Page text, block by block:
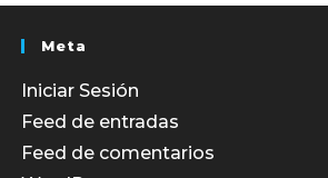
Meta
Iniciar Sesión
Feed de entradas
Feed de comentarios